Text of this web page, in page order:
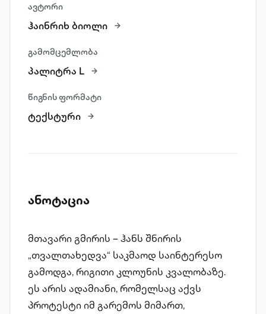
ავტორი
ჰაინრიხ ბიოლი
გამომცემლობა
პალიტრა L
წიგნის ფორმატი
ტექსტური
ანოტაცია
მთავარი გმირის – ჰანს შნირის
„თვალთახედვა“ საკმაოდ საინტერესო
გამოდგა, რიგითი კლოუნის კვალობაზე.
ეს არის ადამიანი, რომელსაც აქვს
პროტესტი იმ გარემოს მიმართ,